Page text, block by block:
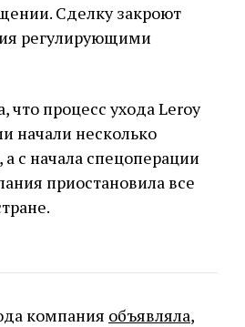
Сделку закроют
регулирующими
что процесс ухода Leroy
начали несколько
с начала спецоперации
приостановила все
компания объявляла,